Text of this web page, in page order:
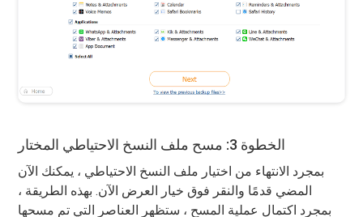
الخطوة 3: مسح ملف النسخ الاحتياطي المختار
بمجرد الانتهاء من اختيار ملف النسخ الاحتياطي ، يمكنك الآن
المضي قدمًا والنقر فوق خيار العرض الآن. بهذه الطريقة ،
بمجرد اكتمال عملية المسح ، ستظهر العناصر التي تم مسحها